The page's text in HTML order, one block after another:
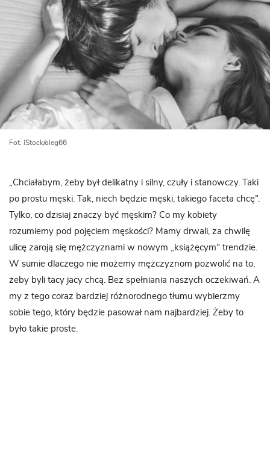
Fot. iStock/oleg66
„Chciałabym, żeby był delikatny i silny, czuły i stanowczy. Taki
po prostu męski. Tak, niech będzie męski, takiego faceta chcę”.
Tylko, co dzisiaj znaczy być męskim? Co my kobiety
rozumiemy pod pojęciem męskości? Mamy drwali, za chwilę
ulicę zaroją się mężczyznami w nowym „książęcym” trendzie.
W sumie dlaczego nie możemy mężczyznom pozwolić na to,
żeby byli tacy jacy chcą. Bez spełniania naszych oczekiwań. A
my z tego coraz bardziej różnorodnego tłumu wybierzmy
sobie tego, który będzie pasował nam najbardziej. Żeby to
było takie proste.